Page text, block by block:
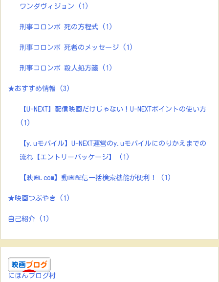
ワンダヴィジョン (1)
刑事コロンボ 死の方程式 (1)
刑事コロンボ 死者のメッセージ (1)
刑事コロンボ 殺人処方箋 (1)
★おすすめ情報 (3)
【U-NEXT】配信映画だけじゃない！U-NEXTポイントの使い方
(1)
【y.uモバイル】U-NEXT運営のy.uモバイルにのりかえまでの
流れ【エントリーパッケージ】
(1)
【映画.com】動画配信一括検索機能が便利！ (1)
★映画つぶやき (1)
自己紹介 (1)
にほんブログ村